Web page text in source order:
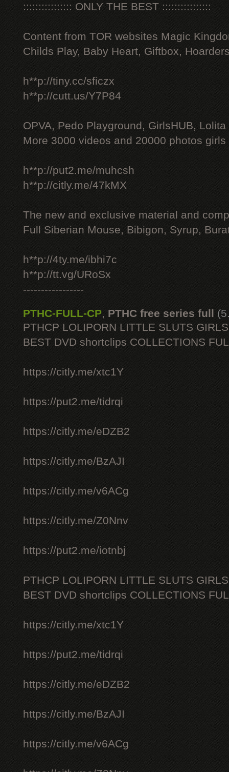
:::::::::::::::: ONLY THE BEST ::::::::::::::::
Content from TOR websites Magic
Childs Play, Baby Heart, Giftbox,
h**p://tiny.cc/sficzx
h**p://cutt.us/Y7P84
OPVA, Pedo Playground, GirlsHUB, Lolita
More 3000 videos and 20000 photos
h**p://put2.me/muhcsh
h**p://citly.me/47kMX
The new and exclusive material and
Full Siberian Mouse, Bibigon, Syrup,
h**p://4ty.me/ibhi7c
h**p://tt.vg/URoSx
-----------------
PTHC-FULL-CP, PTHC free series full
PTHCP LOLIPORN LITTLE SLUTS
BEST DVD shortclips COLLECTIONS
https://citly.me/xtc1Y
https://put2.me/tidrqi
https://citly.me/eDZB2
https://citly.me/BzAJI
https://citly.me/v6ACg
https://citly.me/Z0Nnv
https://put2.me/iotnbj
PTHCP LOLIPORN LITTLE SLUTS
BEST DVD shortclips COLLECTIONS
https://citly.me/xtc1Y
https://put2.me/tidrqi
https://citly.me/eDZB2
https://citly.me/BzAJI
https://citly.me/v6ACg